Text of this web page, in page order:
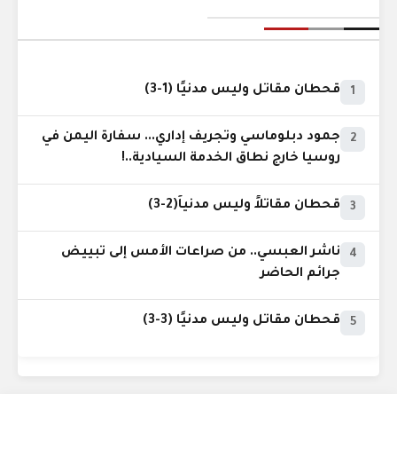
1 قحطان مقاتل وليس مدنيًا (1-3)
2
جمود دبلوماسي وتجريف إداري... سفارة اليمن في
روسيا خارج نطاق الخدمة السيادية..!
3 قحطان مقاتلاً وليس مدنياً(2-3)
4
ناشر العبسي.. من صراعات الأمس إلى تبييض
جرائم الحاضر
5 قحطان مقاتل وليس مدنيًا (3-3)